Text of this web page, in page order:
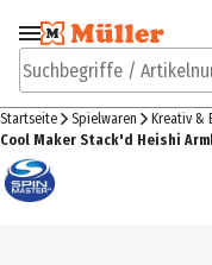
Zur Navigation
springen
Suchbegriffe /
Startseite Spielwaren Kreativ &
Cool Maker Stack'd Heishi